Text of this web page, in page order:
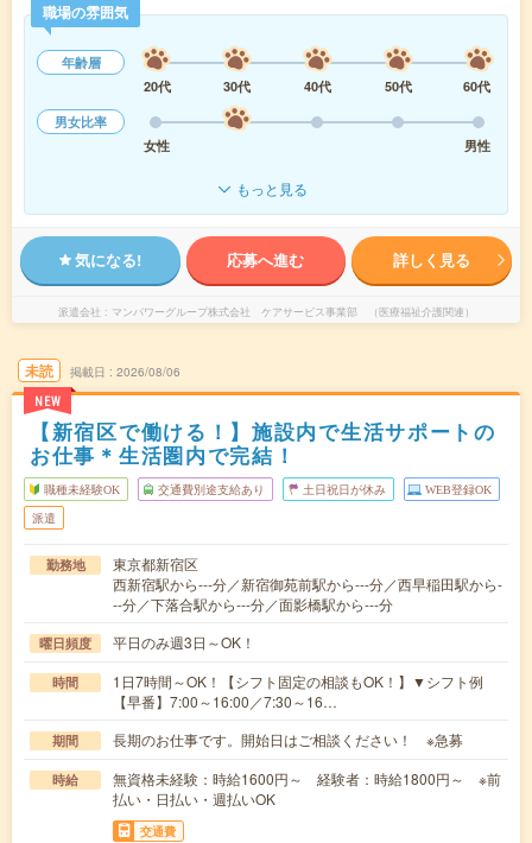
職場の雰囲気
年齢層
20代
30代 40代 50代
60代
男女比率
女性
男性
もっと見る
気になる! 応募へ進む 詳しく見る
派遣会社 マンパワーグループ株式会社 ケアサービス事業部 （医療福祉介護関連）
未読
NEW
掲載日 2026/08/06
【新宿区で働ける！】施設内で生活サポートの
お仕事＊生活圏内で完結！
職種未経験OK 交通費別途支給あり 土日祝日が休み WEB登録OK
派遣
勤務地
東京都新宿区
西新宿駅から---分／新宿御苑前駅から---分／西早稲田駅から-
--分／下落合駅から---分／面影橋駅から---分
曜日頻度 平日のみ週3日～OK！
時間
1日7時間～OK！【シフト固定の相談もOK！】▼シフト例
【早番】7:00～16:00／7:30～16…
期間 長期のお仕事です。開始日はご相談ください！ ※急募
時給
無資格未経験：時給1600円～ 経験者：時給1800円～ ※前
払い・日払い・週払いOK
交通費